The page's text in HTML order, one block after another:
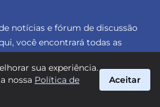
notícias e fórum de discussão
você encontrará todas as
Junte-se a nós e faça parte
celeste! #Cruzeiro #RaposaAzul
sua experiência.
nossa Política de
Aceitar